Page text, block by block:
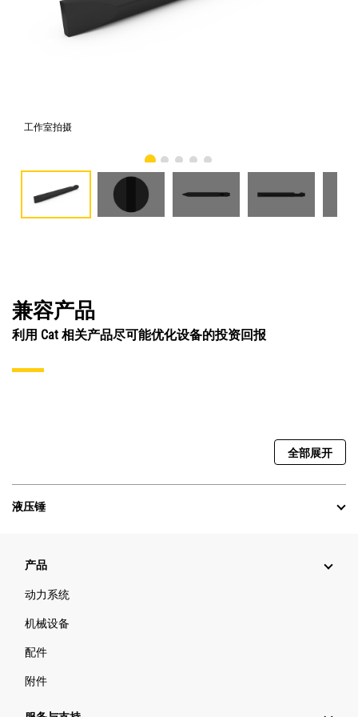
工作室拍摄
兼容产品
利用 Cat 相关产品尽可能优化设备的投资回报
全部展开
液压锤
产品
动力系统
机械设备
配件
附件